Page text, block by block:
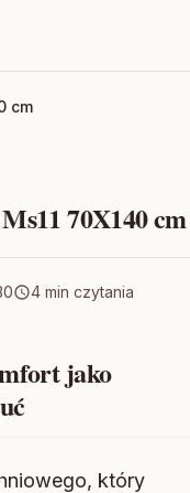
cm
70X140 cm
4 min czytania
jako
który